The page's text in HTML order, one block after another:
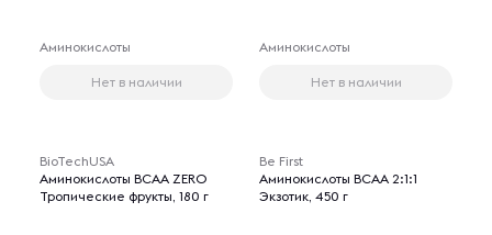
Аминокислоты
Нет в наличии
Аминокислоты
Нет в наличии
BioTechUSA
Аминокислоты BCAA ZERO
Тропические фрукты, 180 г
Be First
Аминокислоты BCAA 2:1:1
Экзотик, 450 г